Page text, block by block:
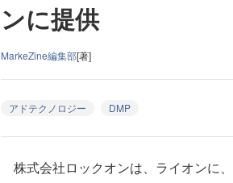
ンに提供
MarkeZine編集部[著]
アドテクノロジー DMP
株式会社ロックオンは、ライオンに